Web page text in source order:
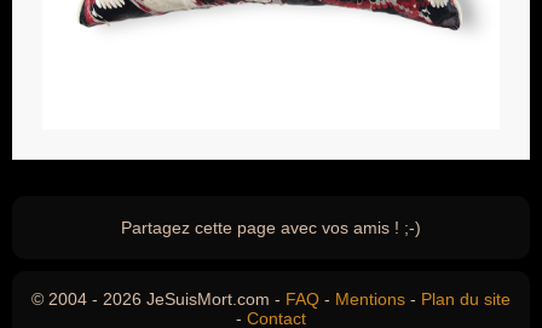
Partagez cette page avec vos amis ! ;-)
© 2004 - 2026 JeSuisMort.com - FAQ - Mentions - Plan du site
- Contact